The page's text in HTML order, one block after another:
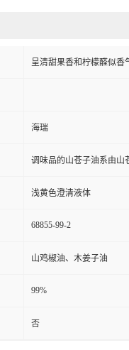
呈清甜果香和柠檬醛似香
海瑞
调味品的山苍子油系由山
浅黄色澄清液体
68855-99-2
山鸡椒油、木姜子油
99%
否